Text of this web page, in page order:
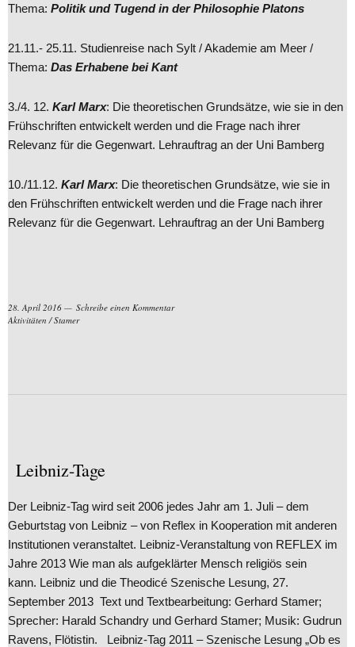
Thema: Politik und Tugend in der Philosophie Platons
21.11.- 25.11. Studienreise nach Sylt / Akademie am Meer /
Thema: Das Erhabene bei Kant
3./4. 12. Karl Marx: Die theoretischen Grundsätze, wie sie in den
Frühschriften entwickelt werden und die Frage nach ihrer
Relevanz für die Gegenwart. Lehrauftrag an der Uni Bamberg
10./11.12. Karl Marx: Die theoretischen Grundsätze, wie sie in
den Frühschriften entwickelt werden und die Frage nach ihrer
Relevanz für die Gegenwart. Lehrauftrag an der Uni Bamberg
28. April 2016
Schreibe einen Kommentar
Aktivitäten /Stamer
Leibniz-Tage
Der Leibniz-Tag wird seit 2006 jedes Jahr am 1. Juli – dem
Geburtstag von Leibniz – von Reflex in Kooperation mit anderen
Institutionen veranstaltet. Leibniz-Veranstaltung von REFLEX im
Jahre 2013 Wie man als aufgeklärter Mensch religiös sein
kann. Leibniz und die Theodicé Szenische Lesung, 27.
September 2013 Text und Textbearbeitung: Gerhard Stamer;
Sprecher: Harald Schandry und Gerhard Stamer; Musik: Gudrun
Ravens, Flötistin. Leibniz-Tag 2011 – Szenische Lesung „Ob es